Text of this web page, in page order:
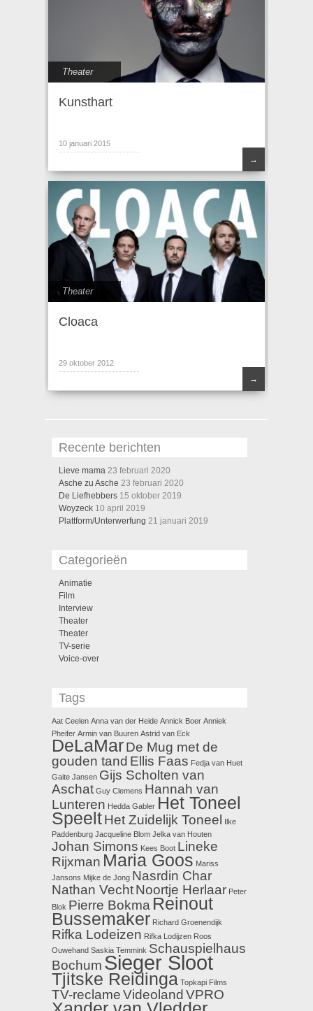
Theater
Kunsthart
10 januari 2015
→
Theater
Cloaca
29 oktober 2012
→
Recente berichten
Lieve mama 23 februari 2020
Asche zu Asche 23 februari 2020
De Liefhebbers 15 oktober 2019
Woyzeck 10 april 2019
Plattform/Unterwerfung 21 januari 2019
Categorieën
Animatie
Film
Interview
Theater
Theater
TV-serie
Voice-over
Tags
Aat Ceelen Anna van der Heide Annick Boer Anniek
Pheifer Armin van Buuren Astrid van Eck
DeLaMarDe Mug met de
gouden tand Ellis Faas Fedja van Huet
Gaite Jansen Gijs Scholten van
Aschat Guy Clemens Hannah van
Lunteren Hedda Gabler Het Toneel
SpeeltHet Zuidelijk Toneel
Ilke
Paddenburg Jacqueline Blom Jelka van Houten
Johan Simons Kees Boot Lineke
Rijxman Maria Goos Mariss
Jansons Mijke de Jong Nasrdin Char
Nathan VechtNoortje Herlaar Peter
Blok Pierre Bokma Reinout
Bussemaker Richard Groenendijk
Rifka Lodeizen Rifka Lodijzen Roos
Ouwehand Saskia Temmink Schauspielhaus
Bochum Sieger Sloot
Tjitske Reidinga Topkapi Films
TV-reclameVideoland VPRO